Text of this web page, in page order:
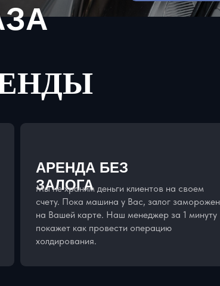
АРЕНДА БЕЗ
ЗАЛОГА
Мы не храним деньги клиентов на своем
счету. Пока машина у Вас, залог заморожен
на Вашей карте. Наш менеджер за 1 минуту
покажет как провести операцию
холдирования.